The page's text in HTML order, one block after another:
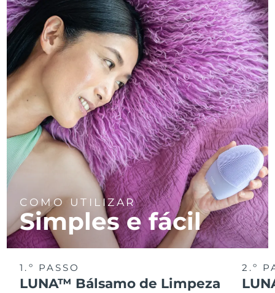
COMO UTILIZAR
Simples e fácil
1.º PASSO
LUNA™ Bálsamo de Limpeza
2.º